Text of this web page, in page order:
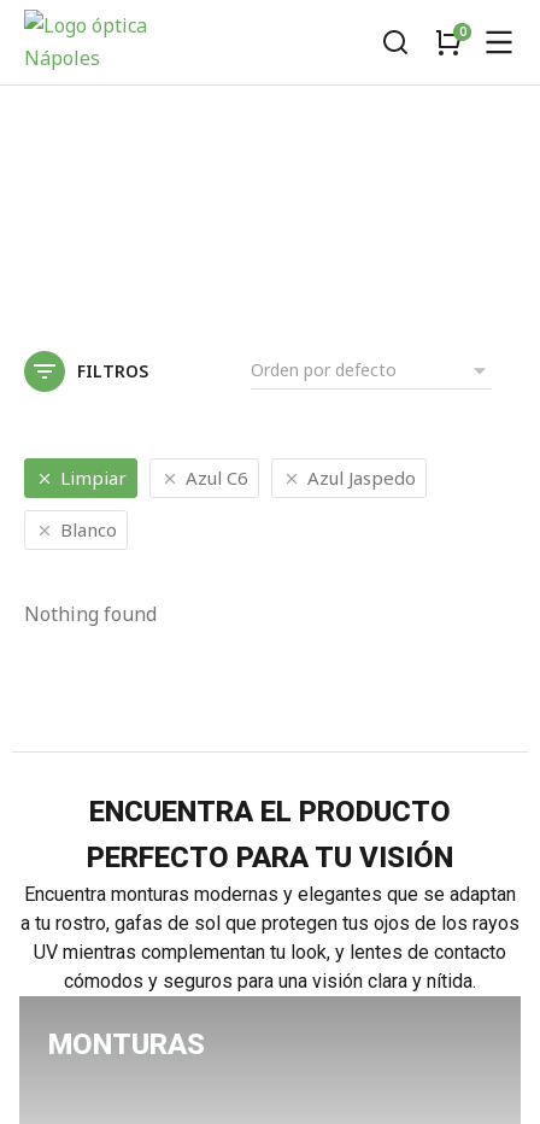
FILTROS
Limpiar Azul C6 Azul Jaspedo
Blanco
Nothing found
ENCUENTRA EL PRODUCTO
PERFECTO PARA TU VISIÓN
Encuentra monturas modernas y elegantes que se adaptan
a tu rostro, gafas de sol que protegen tus ojos de los rayos
UV mientras complementan tu look, y lentes de contacto
cómodos y seguros para una visión clara y nítida.
MONTURAS